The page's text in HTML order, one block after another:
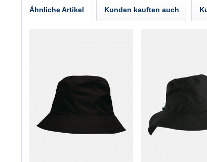
Ähnliche Artikel Kunden kauften auch